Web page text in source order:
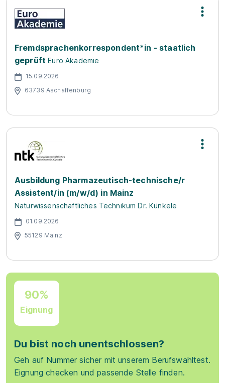
Fremdsprachenkorrespondent*in - staatlich
geprüft Euro Akademie
15.09.2026
63739 Aschaffenburg
Ausbildung Pharmazeutisch-technische/r
Assistent/in (m/w/d) in Mainz
Naturwissenschaftliches Technikum Dr. Künkele
01.09.2026
55129 Mainz
90%
Eignung
Du bist noch unentschlossen?
Geh auf Nummer sicher mit unserem Berufswahltest.
Eignung checken und passende Stelle finden.